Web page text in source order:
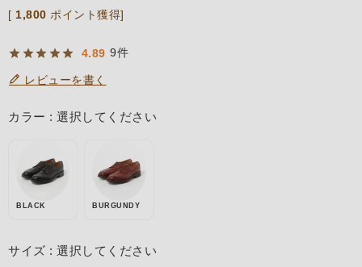
[ 1,800 ポイント獲得]
4.89 9
レビューを書く
カラー 選択してください
BLACK BURGUNDY
サイズ 選択してください